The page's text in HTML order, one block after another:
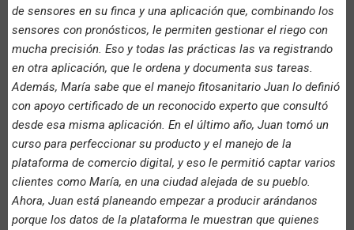
de sensores en su finca y una aplicación que, combinando los
sensores con pronósticos, le permiten gestionar el riego con
mucha precisión. Eso y todas las prácticas las va registrando
en otra aplicación, que le ordena y documenta sus tareas.
Además, María sabe que el manejo fitosanitario Juan lo definió
con apoyo certificado de un reconocido experto que consultó
desde esa misma aplicación. En el último año, Juan tomó un
curso para perfeccionar su producto y el manejo de la
plataforma de comercio digital, y eso le permitió captar varios
clientes como María, en una ciudad alejada de su pueblo.
Ahora, Juan está planeando empezar a producir arándanos
porque los datos de la plataforma le muestran que quienes